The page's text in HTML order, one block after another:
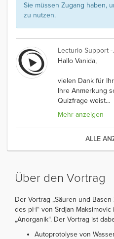
Sie müssen Zugang haben,
zu nutzen.
Lecturio Support -.
Hallo Vanida,
vielen Dank für
Ihre Anmerkung
Quizfrage weist…
Mehr anzeigen
ALLE
Über den Vortrag
Der Vortrag „Säuren und
des pH“ von Srdjan
„Anorganik“. Der Vortrag ist
Autoprotolyse von